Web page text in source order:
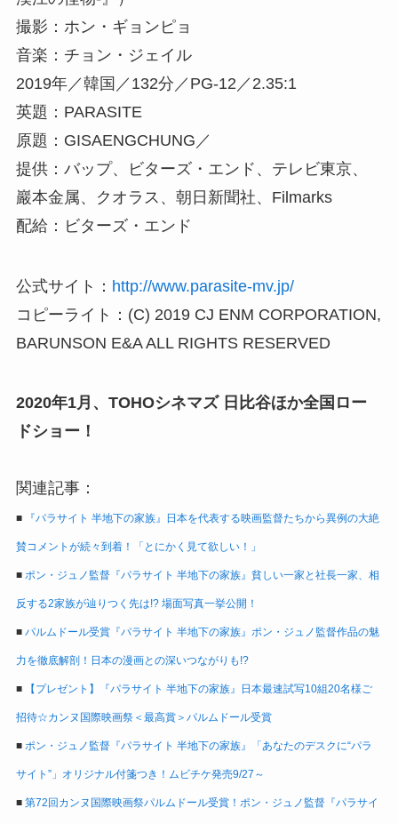
撮影：ホン・ギョンピョ
音楽：チョン・ジェイル
2019年／韓国／132分／PG-12／2.35:1
英題：PARASITE
原題：GISAENGCHUNG／
提供：バップ、ビターズ・エンド、テレビ東京、
巖本金属、クオラス、朝日新聞社、Filmarks
配給：ビターズ・エンド
公式サイト： http://www.parasite-mv.jp/
コピーライト：(C) 2019 CJ ENM CORPORATION,
BARUNSON E&A ALL RIGHTS RESERVED
2020年1月、TOHOシネマズ 日比谷ほか全国ロー
ドショー！
関連記事：
■ 『パラサイト 半地下の家族』日本を代表する映画監督たちから異例の大絶
賛コメントが続々到着！「とにかく見て欲しい！」
■ ポン・ジュノ監督『パラサイト 半地下の家族』貧しい一家と社長一家、相
反する2家族が辿りつく先は!? 場面写真一挙公開！
■ パルムドール受賞『パラサイト 半地下の家族』ポン・ジュノ監督作品の魅
力を徹底解剖！日本の漫画との深いつながりも!?
■ 【プレゼント】『パラサイト 半地下の家族』日本最速試写10組20名様ご
招待☆カンヌ国際映画祭＜最高賞＞パルムドール受賞
■ ポン・ジュノ監督『パラサイト 半地下の家族』「あなたのデスクに“パラ
サイト”」オリジナル付箋つき！ムビチケ発売9/27～
■ 第72回カンヌ国際映画祭パルムドール受賞！ポン・ジュノ監督『パラサイ